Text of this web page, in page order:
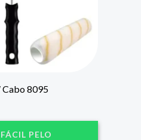
Cabo 8095
PELO